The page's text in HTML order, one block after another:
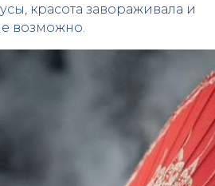
красота завораживала и
возможно.